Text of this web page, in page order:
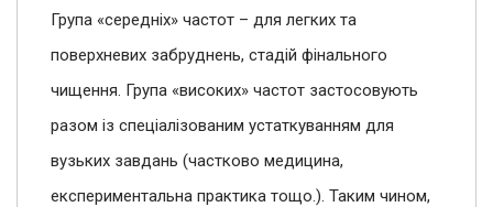
Група «середніх» частот – для легких та
поверхневих забруднень, стадій фінального
чищення. Група «високих» частот застосовують
разом із спеціалізованим устаткуванням для
вузьких завдань (частково медицина,
експериментальна практика тощо.). Таким чином,